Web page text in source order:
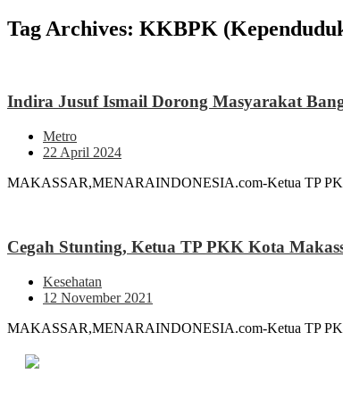
Tag Archives: KKBPK
Indira Jusuf Ismail Dorong Masyarakat
Metro
22 April 2024
MAKASSAR,MENARAINDONESIA.com-Ketua TP
Cegah Stunting, Ketua TP PKK Kota
Kesehatan
12 November 2021
MAKASSAR,MENARAINDONESIA.com-Ketua TP